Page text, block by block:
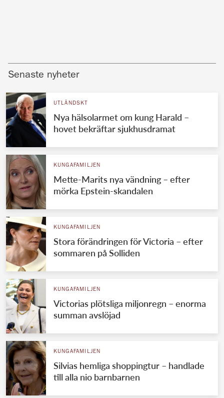
Senaste nyheter
UTLÄNDSKT
Nya hälsolarmet om kung Harald –
hovet bekräftar sjukhusdramat
KUNGAFAMILJEN
Mette-Marits nya vändning – efter
mörka Epstein-skandalen
KUNGAFAMILJEN
Stora förändringen för Victoria – efter
sommaren på Solliden
KUNGAFAMILJEN
Victorias plötsliga miljonregn – enorma
summan avslöjad
KUNGAFAMILJEN
Silvias hemliga shoppingtur – handlade
till alla nio barnbarnen